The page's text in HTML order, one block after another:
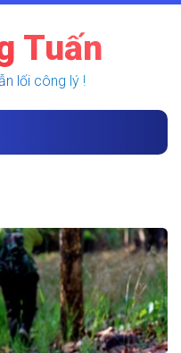
Tuấn
lối công lý !